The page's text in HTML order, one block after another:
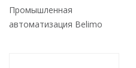
Промышленная
автоматизация Belimo